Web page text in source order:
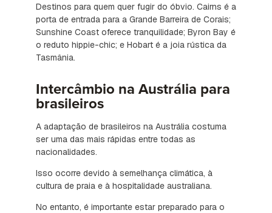
Destinos para quem quer fugir do óbvio. Cairns é a
porta de entrada para a Grande Barreira de Corais;
Sunshine Coast oferece tranquilidade; Byron Bay é
o reduto hippie-chic; e Hobart é a joia rústica da
Tasmânia.
Intercâmbio na Austrália para
brasileiros
A adaptação de brasileiros na Austrália costuma
ser uma das mais rápidas entre todas as
nacionalidades.
Isso ocorre devido à semelhança climática, à
cultura de praia e à hospitalidade australiana.
No entanto, é importante estar preparado para o